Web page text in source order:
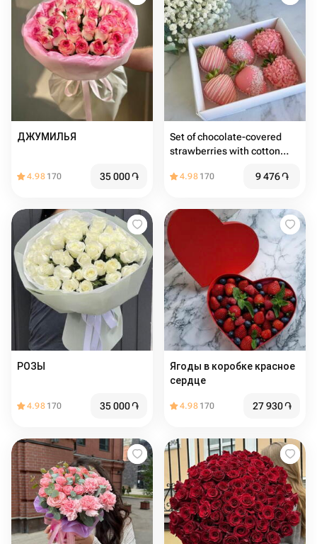
ДЖУМИЛЬЯ
4.98 170 35 000֏
Set of chocolate-covered
strawberries with cotton
4.98 170 9 476֏
РОЗЫ
4.98 170 35 000֏
Ягоды в коробке красное
сердце
4.98 170 27 930֏